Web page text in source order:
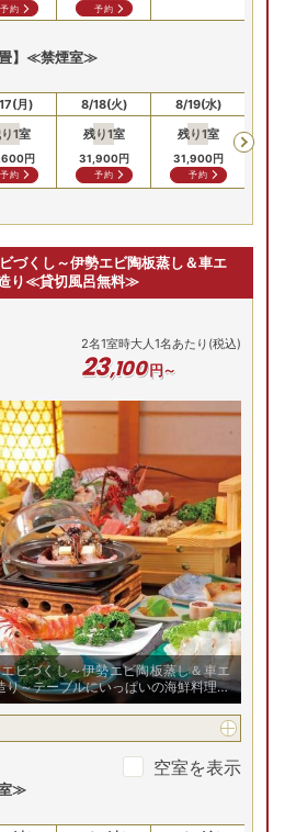
予約 予約
畳】≪禁煙室≫
月)
1室
円
予約
8/18(火)
残り1室
31,900円
予約
8/19(水)
残り1室
31,900円
予約
づくし～伊勢エビ陶板蒸し＆車エ
り≪貸切風呂無料≫
2名1室時大人1名あたり(税込)
23,100円～
ビづくし～伊勢エビ陶板蒸し＆車エ
り～テーブルにいっぱいの海鮮料理を
空室を表示
≫